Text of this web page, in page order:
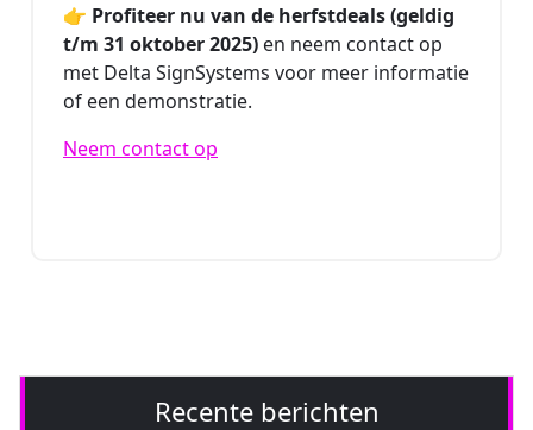
👉 Profiteer nu van de herfstdeals (geldig
t/m 31 oktober 2025) en neem contact op
met Delta SignSystems voor meer informatie
of een demonstratie.
Neem contact op
Recente berichten